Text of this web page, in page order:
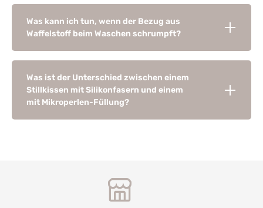
Was kann ich tun, wenn der Bezug aus
Waffelstoff beim Waschen schrumpft?
Was ist der Unterschied zwischen einem
Stillkissen mit Silikonfasern und einem
mit Mikroperlen-Füllung?